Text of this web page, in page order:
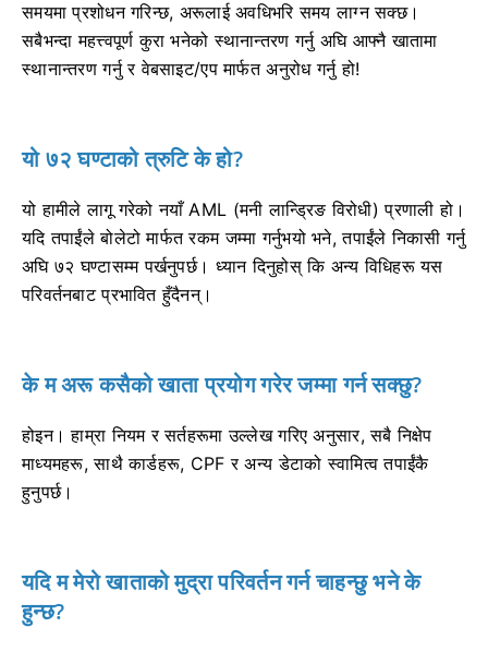
समयमा प्रशोधन गरिन्छ, अरूलाई अवधिभरि समय लाग्न सक्छ।
सबैभन्दा महत्त्वपूर्ण कुरा भनेको स्थानान्तरण गर्नु अघि आफ्नै खातामा
स्थानान्तरण गर्नु र वेबसाइट/एप मार्फत अनुरोध गर्नु हो!
यो ७२ घण्टाको त्रुटि के हो?
यो हामीले लागू गरेको नयाँ AML (मनी लान्ड्रिङ विरोधी) प्रणाली हो।
यदि तपाईंले बोलेटो मार्फत रकम जम्मा गर्नुभयो भने, तपाईंले निकासी गर्नु
अघि ७२ घण्टासम्म पर्खनुपर्छ। ध्यान दिनुहोस् कि अन्य विधिहरू यस
परिवर्तनबाट प्रभावित हुँदैनन्।
के म अरू कसैको खाता प्रयोग गरेर जम्मा गर्न सक्छु?
होइन। हाम्रा नियम र सर्तहरूमा उल्लेख गरिए अनुसार, सबै निक्षेप
माध्यमहरू, साथै कार्डहरू, CPF र अन्य डेटाको स्वामित्व तपाईंकै
हुनुपर्छ।
यदि म मेरो खाताको मुद्रा परिवर्तन गर्न चाहन्छु भने के
हुन्छ?